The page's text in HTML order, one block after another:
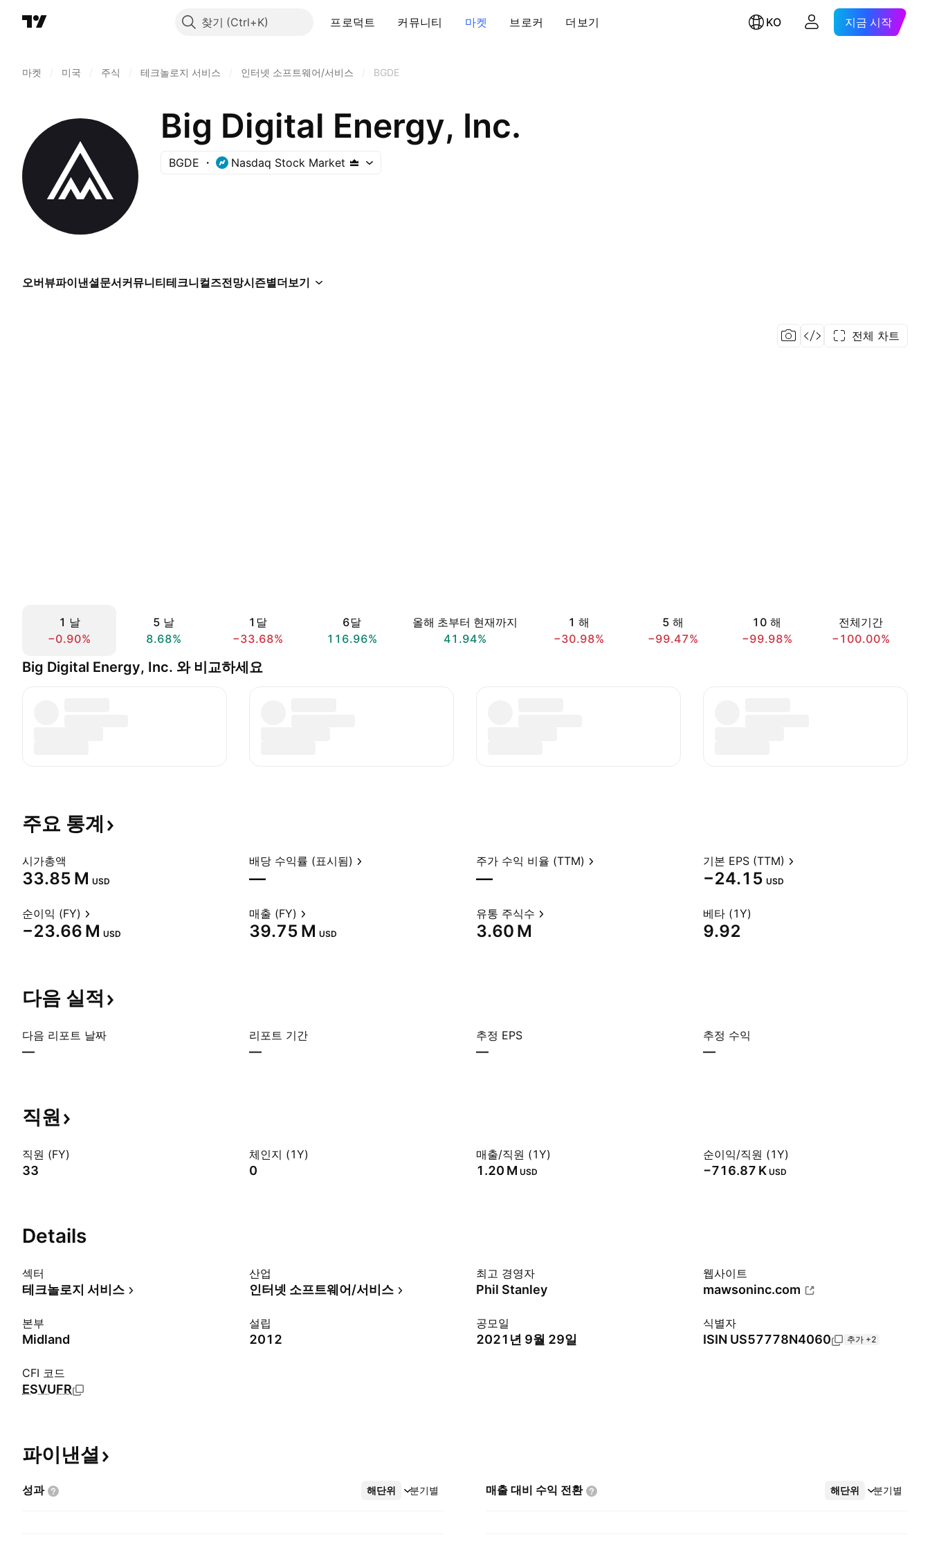
찾기 프로덕트 커뮤니티 마켓 브로커 더보기 KO 지금 시작
마켓 미국 주식 테크놀로지 서비스 인터넷 소프트웨어/서비스 BGDE
Big Digital Energy, Inc.
BGDE Nasdaq Stock Market
오버뷰파이낸셜문서커뮤니티테크니컬즈전망시즌별더보기
전체 차트
1 날
−0.90%
5 날
8.68%
1달
−33.68%
6달
116.96%
올해 초부터 현재까지
41.94%
1 해
−30.98%
5 해
−99.47%
10 해
−99.98%
전체기간
−100.00%
Big Digital Energy, Inc. 와 비교하세요
주요 통계
시가총액
‪33.85 M‬ USD
배당 수익률 (표시됨)
—
주가 수익 비율 (TTM)
—
기본 EPS (TTM)
−24.15 USD
순이익 (FY)
‪−23.66 M‬ USD
매출 (FY)
‪39.75 M‬ USD
유통 주식수
‪3.60 M‬
베타 (1Y)
9.92
다음 실적
다음 리포트 날짜
—
리포트 기간
—
추정 EPS
—
추정 수익
—
직원
직원 (FY)
33
체인지 (1Y)
0
매출/직원 (1Y)
‪1.20 M‬ USD
순이익/직원 (1Y)
‪−716.87 K‬ USD
Details
섹터
테크놀로지 서비스
산업
인터넷 소프트웨어/서비스
최고 경영자
Phil Stanley
웹사이트
mawsoninc.com
본부
Midland
설립
2012
공모일
2021년 9월 29일
식별자
ISIN US57778N4060 추가 +2
CFI 코드
ESVUFR
파이낸셜
성과 해단위 분기별
더보기 매출 대비 수익 전환 해단위 분기별
더보기